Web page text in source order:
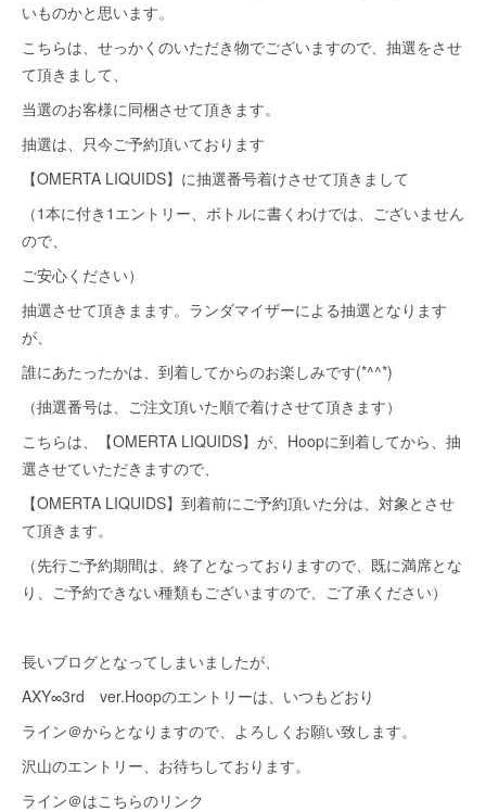
いものかと思います。
こちらは、せっかくのいただき物でございますので、抽選をさせ
て頂きまして、
当選のお客様に同梱させて頂きます。
抽選は、只今ご予約頂いております
【OMERTA LIQUIDS】に抽選番号着けさせて頂きまして
（1本に付き1エントリー、ボトルに書くわけでは、ございません
ので、
ご安心ください）
抽選させて頂きまます。ランダマイザーによる抽選となります
が、
誰にあたったかは、到着してからのお楽しみです(*^^*)
（抽選番号は、ご注文頂いた順で着けさせて頂きます）
こちらは、【OMERTA LIQUIDS】が、Hoopに到着してから、抽
選させていただきますので、
【OMERTA LIQUIDS】到着前にご予約頂いた分は、対象とさせ
て頂きます。
（先行ご予約期間は、終了となっておりますので、既に満席とな
り、ご予約できない種類もございますので、ご了承ください）
長いブログとなってしまいましたが、
AXY∞3rd ver.Hoopのエントリーは、いつもどおり
ライン＠からとなりますので、よろしくお願い致します。
沢山のエントリー、お待ちしております。
ライン＠はこちらのリンク